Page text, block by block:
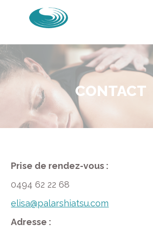
CONTACT
Prise de rendez-vous :
0494 62 22 68
elisa@palarshiatsu.com
Adresse :